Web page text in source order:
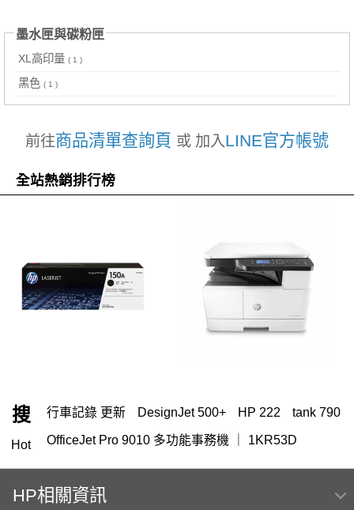
墨水匣與碳粉匣
XL高印量 ( 1 )
黑色 ( 1 )
前往商品清單查詢頁 或 加入LINE官方帳號
全站熱銷排行榜
搜
Hot
行車記錄 更新 DesignJet 500+ HP 222 tank 790
OfficeJet Pro 9010 多功能事務機 ｜ 1KR53D
HP 151 筆電 電池 145 119 416
HP Color Laser jet M856dn A3彩色雷射印表機
HP相關資訊